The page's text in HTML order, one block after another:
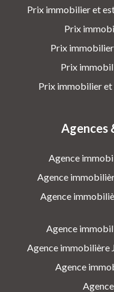
Prix immobilier et
Prix
Prix
Prix
Prix immobilier et
Agences
Agence
Agence
Agence
Agence
Agence immobilière
Agence